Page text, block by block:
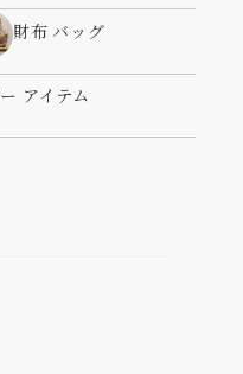
財布 バッグ
アイテム